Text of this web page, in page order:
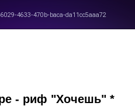
- риф "Хочешь" *